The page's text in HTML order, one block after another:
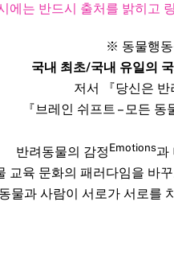
에는 반드시 출처를 밝히고
※ 동물행
국내 최초/국내 유일의
저서 『당신은 반
『브레인 쉬프트 – 모든
반려동물의 감정Emotions과
교육 문화의 패러다임을 바
동물과 사람이 서로가 서로를